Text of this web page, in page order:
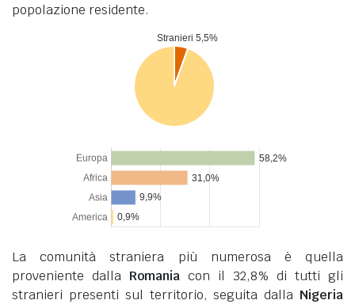
popolazione residente.
La comunità straniera più numerosa è quella
proveniente dalla Romania con il 32,8% di tutti gli
stranieri presenti sul territorio, seguita dalla Nigeria